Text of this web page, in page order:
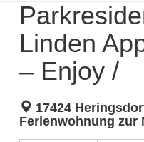
Linden
– Enjoy /
17424
Ferienwohnung zur